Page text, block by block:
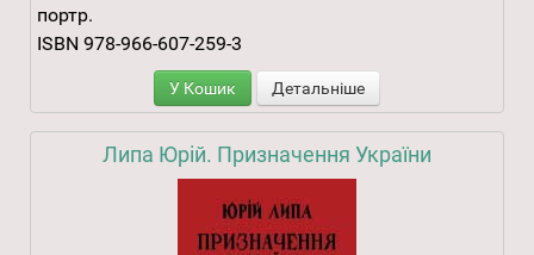
портр.
ISBN 978-966-607-259-3
У Кошик Детальніше
Липа Юрій. Призначення України